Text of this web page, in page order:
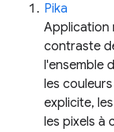
Pika
Application
contraste
l'ensemble
les
explicite,
les pixels à